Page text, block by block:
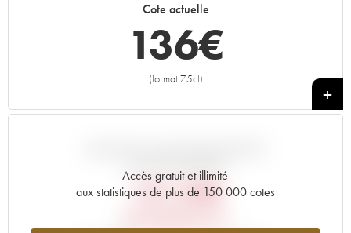
Cote actuelle
136€
(format 75cl)
+
Accès gratuit et illimité
aux statistiques de plus de 150 000 cotes
151,20€